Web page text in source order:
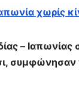
χωρίς
–
συμφώνησαν